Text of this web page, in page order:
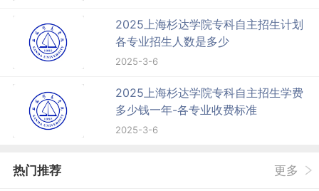
2025上海杉达学院专科自主招生计划
各专业招生人数是多少
2025-3-6
2025上海杉达学院专科自主招生学费
多少钱一年-各专业收费标准
2025-3-6
热门推荐 更多